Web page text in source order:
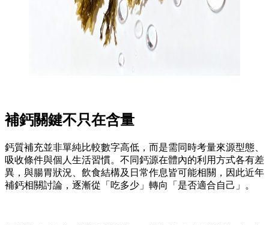
補鈣關鍵不只在含量
鈣質補充並非單純比較數字高低，而是需同時考量來源型態、
吸收條件與個人生活習慣。不同鈣源在體內的利用方式各有差
異，與腸胃狀況、飲食結構及日常作息皆可能相關，因此近年
補鈣相關討論，逐漸從「吃多少」轉向「是否適合自己」。